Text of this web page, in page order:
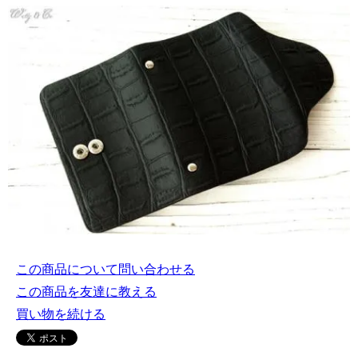
この商品について問い合わせる
この商品を友達に教える
買い物を続ける